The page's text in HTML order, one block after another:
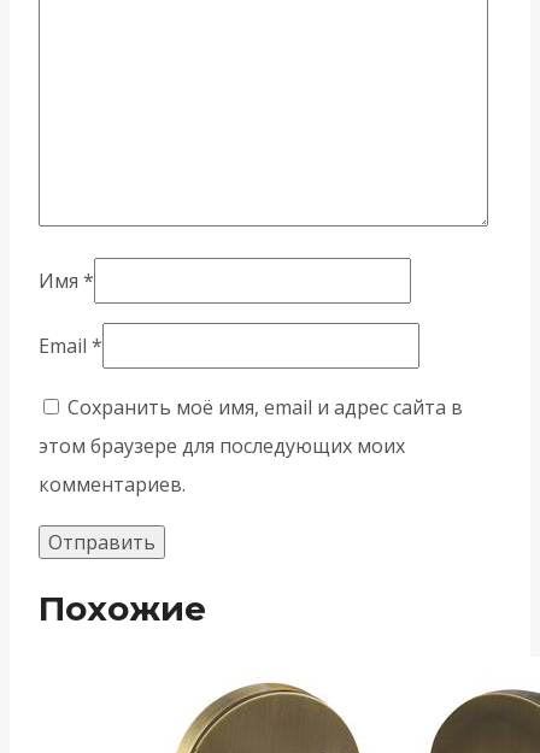
Имя *
Email *
Сохранить моё имя, email и адрес сайта в
этом браузере для последующих моих
комментариев.
Похожие